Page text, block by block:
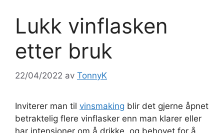
Lukk vinflasken
etter bruk
22/04/2022 av TonnyK
Inviterer man til vinsmaking blir det gjerne åpnet
betraktelig flere vinflasker enn man klarer eller
har intensjoner om å drikke, og behovet for å